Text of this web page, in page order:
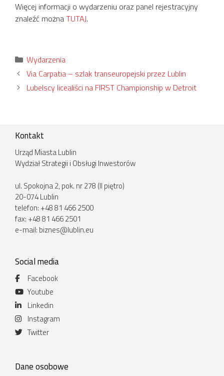
Więcej informacji o wydarzeniu oraz panel rejestracyjny
znaleźć możnaTUTAJ.
Kategorie
Wydarzenia
Via Carpatia – szlak transeuropejski przez Lublin
Lubelscy licealiści na FIRST Championship w Detroit
Kontakt
Urząd Miasta Lublin
Wydział Strategii i Obsługi Inwestorów
ul. Spokojna 2, pok. nr 278 (II piętro)
20-074 Lublin
telefon: +48 81 466 2500
fax: +48 81 466 2501
e-mail: biznes@lublin.eu
Social media
Facebook
Youtube
Linkedin
Instagram
Twitter
Dane osobowe